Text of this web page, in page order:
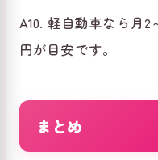
A10. 軽自動車なら月
円が目安です。
まとめ